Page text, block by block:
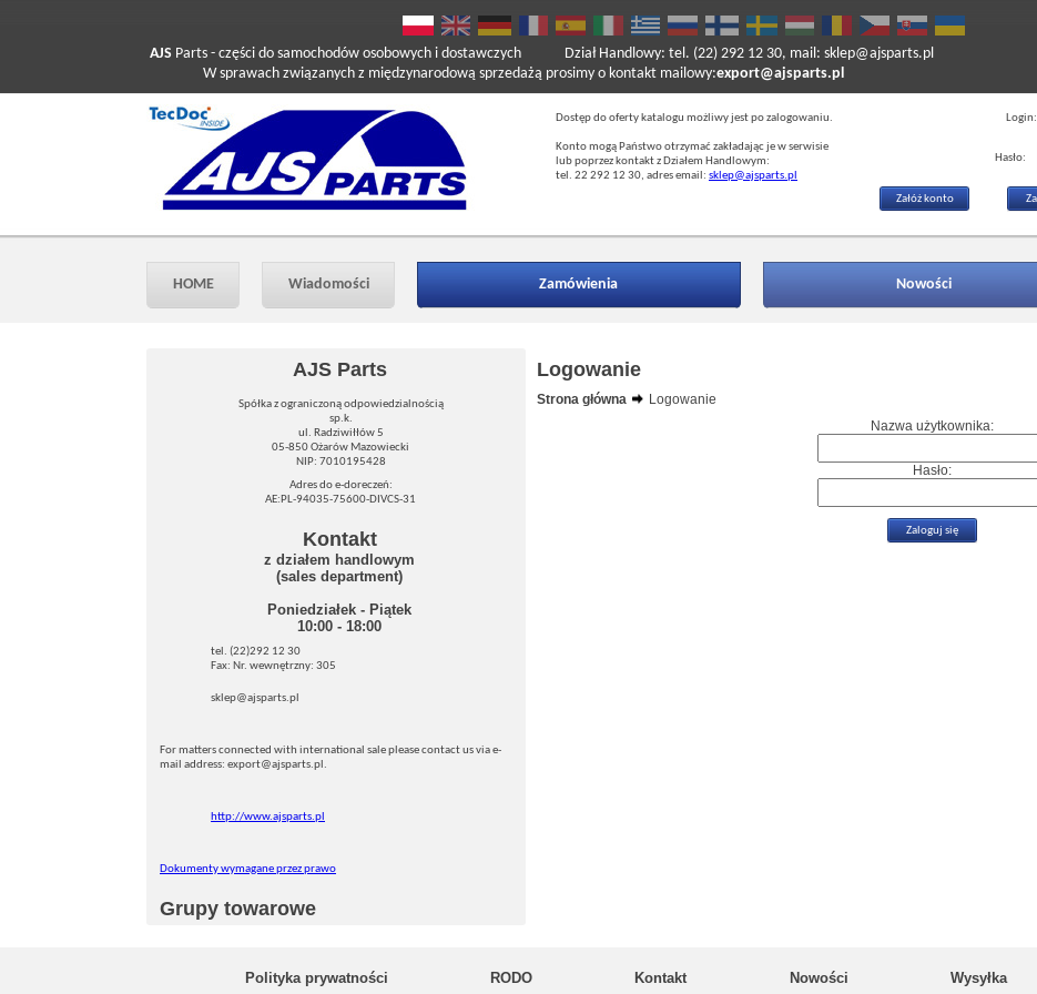
AJS Parts - części do samochodów osobowych i dostawczych
W sprawach związanych z międzynarodową sprzedażą prosimy o kontakt mailowy:export@ajsparts.pl
Dział Handlowy: tel. (22) 292 12 30, mail: sklep@ajsparts.pl
Dostęp do oferty katalogu możliwy jest po zalogowaniu.
Konto mogą Państwo otrzymać zakładając je w serwisie
lub poprzez kontakt z Działem Handlowym:
tel. 22 292 12 30, adres email: sklep@ajsparts.pl
Login:
Hasło:
Załóż konto
HOME Wiadomości Zamówienia Nowości
AJS Parts
Spółka z ograniczoną odpowiedzialnością
sp.k.
ul. Radziwiłłów 5
05-850 Ożarów Mazowiecki
NIP: 7010195428
Adres do e-doreczeń:
AE:PL-94035-75600-DIVCS-31
Kontakt
z działem handlowym
(sales department)
Poniedziałek - Piątek
10:00 - 18:00
tel. (22)292 12 30
Fax: Nr. wewnętrzny: 305
sklep@ajsparts.pl
For matters connected with international sale please contact us via e-
mail address: export@ajsparts.pl.
http://www.ajsparts.pl
Dokumenty wymagane przez prawo
Grupy towarowe
Logowanie
Strona główna
Logowanie
Nazwa użytkownika:
Hasło:
Polityka prywatności RODO Kontakt Nowości Wysyłka